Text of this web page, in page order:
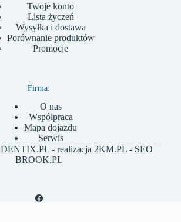
Twoje konto
Lista życzeń
Wysyłka i dostawa
Porównanie produktów
Promocje
Firma:
O nas
Współpraca
Mapa dojazdu
Serwis
- realizacja 2KM.PL - SEO
BROOK.PL